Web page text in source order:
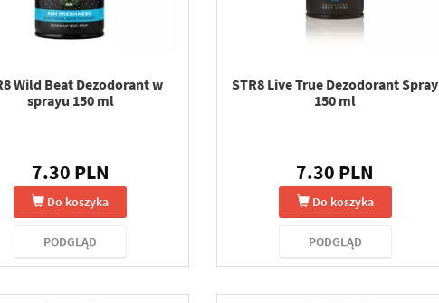
Wild Beat Dezodorant w
sprayu 150 ml
7.30 PLN
Do koszyka
PODGLĄD
STR8 Live True Dezodorant Spray
150 ml
7.30 PLN
Do koszyka
PODGLĄD